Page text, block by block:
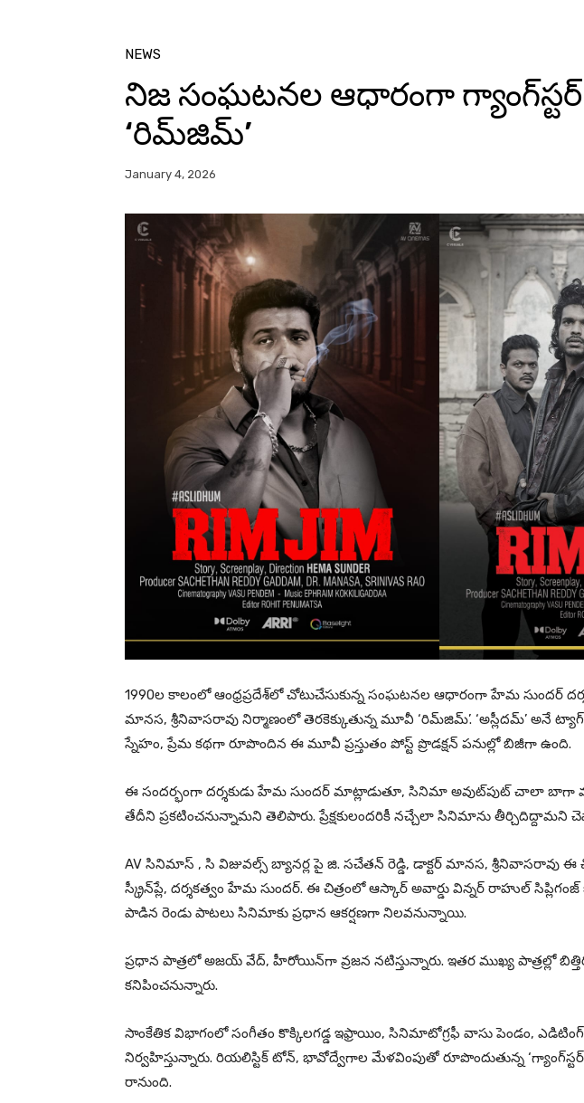
NEWS
నిజ సంఘటనల ఆధారంగా
‘రిమ్‌జిమ్’
January 4, 2026
1990ల కాలంలో ఆంధ్రప్రదేశ్‌లో చోటుచేసుకున్న సంఘటనల ఆధారంగా హేమ సుందర్
మానస, శ్రీనివాసరావు నిర్మాణంలో తెర‌కెక్కుతున్న మూవీ ‘రిమ్‌జిమ్’. ‘అస్లీదమ్’ అనే
స్నేహం, ప్రేమ కథగా రూపొందిన ఈ మూవీ ప్రస్తుతం పోస్ట్‌ ప్రొడక్షన్ పనుల్లో బిజీగా ఉంది.
ఈ సందర్భంగా దర్శకుడు హేమ సుందర్ మాట్లాడుతూ, సినిమా అవుట్‌పుట్ చాలా బాగా
తేదీని ప్రకటించనున్నామని తెలిపారు. ప్రేక్షకులందరికీ నచ్చేలా సినిమాను తీర్చిదిద్దామని
AV సినిమాస్ , సి విజువల్స్ బ్యానర్ల పై జి. సచేతన్ రెడ్డి, డాక్టర్ మానస, శ్రీనివాసరావు ఈ
స్క్రీన్‌ప్లే, దర్శకత్వం హేమ సుందర్. ఈ చిత్రంలో ఆస్కార్ అవార్డు విన్నర్ రాహుల్
పాడిన రెండు పాటలు సినిమాకు ప్రధాన ఆకర్షణగా నిలవనున్నాయి.
ప్రధాన పాత్రలో అజయ్ వేద్, హీరోయిన్‌గా వ్రజన నటిస్తున్నారు. ఇతర ముఖ్య పాత్రల్లో
కనిపించనున్నారు.
సాంకేతిక విభాగంలో సంగీతం కొక్కిలగడ్డ ఇఫ్రాయిం, సినిమాటోగ్రఫీ వాసు పెండం,
నిర్వహిస్తున్నారు. రియలిస్టిక్ టోన్, భావోద్వేగాల మేళవింపుతో రూపొందుతున్న ‘గ్యాంగ్‌స్టర్’
రానుంది.